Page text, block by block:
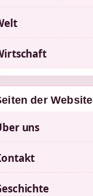
der Website
uns